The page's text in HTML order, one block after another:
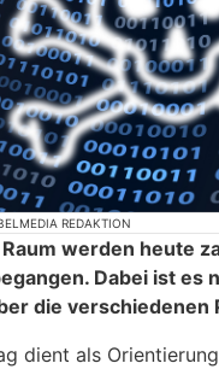
REDAKTION
werden heute
Dabei ist es
die verschiedenen
dient als